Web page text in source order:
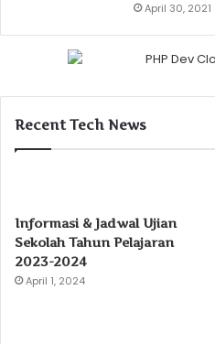
April 30, 2021
Recent Tech News
Informasi & Jadwal Ujian
Sekolah Tahun Pelajaran
2023-2024
April 1, 2024